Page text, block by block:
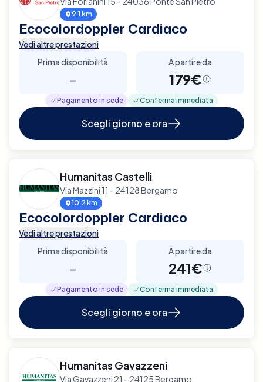
9.1 km
Ecocolordoppler Cardiaco
Vedi altre prestazioni
Prima disponibilità
-
A partire da
179€
Pagamento in sede Conferma immediata
Scegli giorno e ora
Humanitas Castelli
Via Mazzini 11 - 24128 Bergamo
10.2 km
Ecocolordoppler Cardiaco
Vedi altre prestazioni
Prima disponibilità
-
A partire da
241€
Pagamento in sede Conferma immediata
Scegli giorno e ora
Humanitas Gavazzeni
Via Gavazzeni 21 - 24125 Bergamo